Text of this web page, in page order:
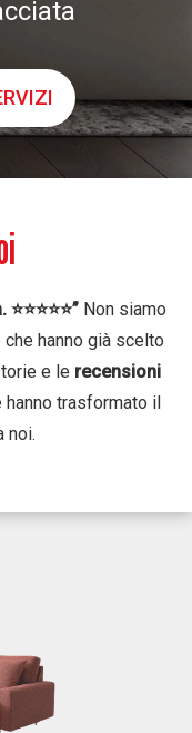
Non siamo
hanno già scelto
e le recensioni
trasformato il
noi.